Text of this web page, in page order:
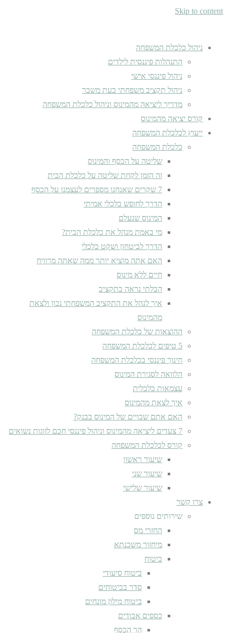
Skip to content
ניהול כלכלת המשפחה
התנהלות פיננסית לילדים
ניהול פיננסי אישי
ניהול תקציב משפחתי בעת משבר
מדריך ליציאה מהמינוס וניהול כלכלת המשפחה
קורס יציאה מהמינוס
ייעוץ לכלכלת המשפחה
כלכלת המשפחה
שליטה על הכסף והמינוס
זה הזמן לקחת שליטה על כלכלת הבית
7 שקרים שאנחנו מספרים לעצמנו על הכסף
הדרך לחופש כלכלי אמיתי
המינוס שנעלם
מי באמת מנהל את כלכלת הבית?
הדרך לביטחון ושקט כלכלי
האם אתה מוציא יותר ממה שאתה מרוויח
חיים ללא מינוס
הבלתי נראה בתקציב
איך לנהל את התקציב המשפחתי נכון ולצאת
מהמינוס
ההוצאות של כלכלת המשפחה
5 טיפים לכלכלת המשפחה
חינוך פיננסי בכלכלת המשפחה
הלוואה לסגירת המינוס
עצמאות כלכלית
איך לצאת מהמינוס
האם אתם שבויים של המינוס בבנק?
7 צעדים ליציאה מהמינוס וניהול פיננסי חכם לזוגות נשואים
קורס לכלכלת המשפחה
שיעור ראשון
שיעור שני
שיעור שלישי
צרו קשר
שירותים נוספים
החזרי מס
מיחזור משכנתא
ביטוח
ביטוח סיעודי
סדר בביטוחים
ביטוח מילון מונחים
כספים אבודים
הר הכסף